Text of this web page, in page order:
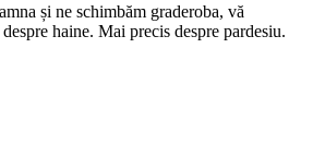
și ne schimbăm graderoba, vă
haine. Mai precis despre pardesiu.